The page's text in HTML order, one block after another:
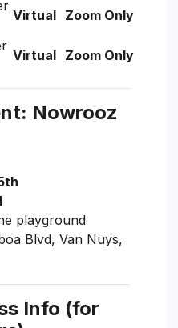
Virtual Zoom Only
Virtual Zoom Only
Nowrooz
playground
Blvd, Van Nuys,
Info (for